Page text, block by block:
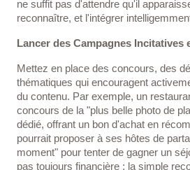
ne suffit pas d'attendre qu'il
reconnaître, et l'intégrer
Lancer des Campagnes Incitatives
Mettez en place des concours, des
thématiques qui encouragent
du contenu. Par exemple, un
concours de la "plus belle photo de
dédié, offrant un bon d'achat en
pourrait proposer à ses hôtes de
moment" pour tenter de gagner un
pas toujours financière ; la simple